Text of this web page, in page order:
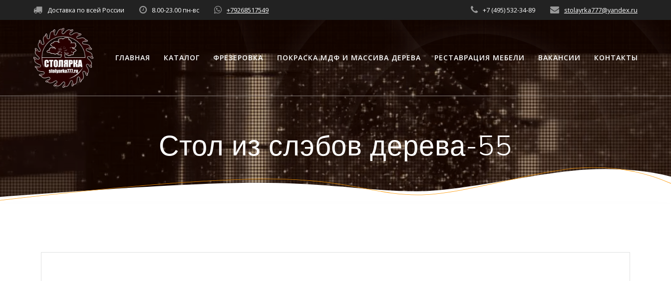
к
Доставка по всей России 8.00-23.00 пн-вс +79268517549 +7 (495) 532-34-89 stolayrka777@yandex.ru
ГЛАВНАЯ КАТАЛОГ ФРЕЗЕРОВКА ПОКРАСКА МДФ И МАССИВА ДЕРЕВА РЕСТАВРАЦИЯ МЕБЕЛИ ВАКАНСИИ КОНТАКТЫ
Стол из слэбов дерева-55